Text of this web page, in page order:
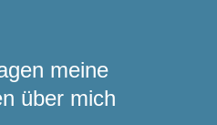
meine
über mich